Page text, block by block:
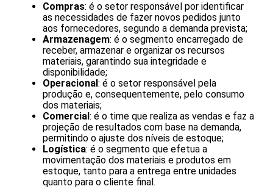
Compras: é o setor responsável por identificar
as necessidades de fazer novos pedidos junto
aos fornecedores, segundo a demanda prevista;
Armazenagem: é o segmento encarregado de
receber, armazenar e organizar os recursos
materiais, garantindo sua integridade e
disponibilidade;
Operacional : é o setor responsável pela
produção e, consequentemente, pelo consumo
dos materiais;
Comercial : é o time que realiza as vendas e faz a
projeção de resultados com base na demanda,
permitindo o ajuste dos níveis de estoque;
Logística: é o segmento que efetua a
movimentação dos materiais e produtos em
estoque, tanto para a entrega entre unidades
quanto para o cliente final.